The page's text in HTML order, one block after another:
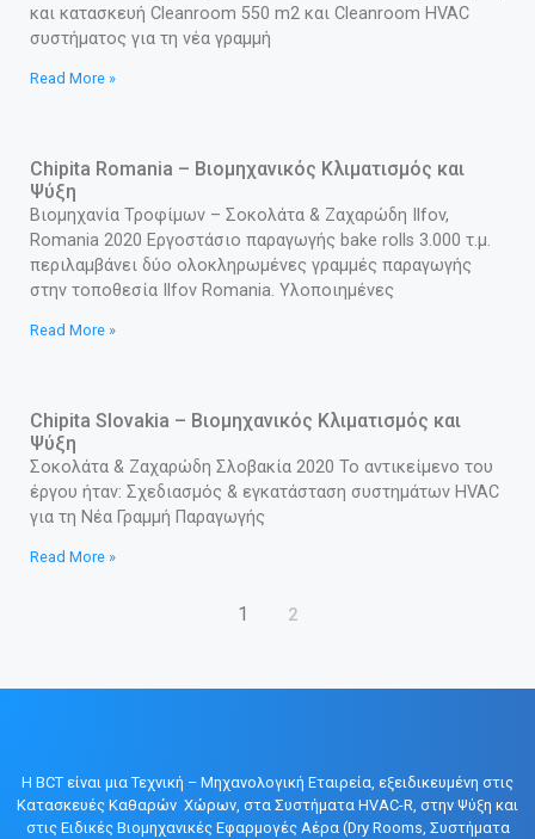
και κατασκευή Cleanroom 550 m2 και Cleanroom HVAC
συστήματος για τη νέα γραμμή
Read More »
Chipita Romania – Βιομηχανικός Κλιματισμός και
Ψύξη
Βιομηχανία Τροφίμων – Σοκολάτα & Ζαχαρώδη Ilfov,
Romania 2020 Εργοστάσιο παραγωγής bake rolls 3.000 τ.μ.
περιλαμβάνει δύο ολοκληρωμένες γραμμές παραγωγής
στην τοποθεσία Ilfov Romania. Υλοποιημένες
Read More »
Chipita Slovakia – Βιομηχανικός Κλιματισμός και
Ψύξη
Σοκολάτα & Ζαχαρώδη Σλοβακία 2020 Το αντικείμενο του
έργου ήταν: Σχεδιασμός & εγκατάσταση συστημάτων HVAC
για τη Νέα Γραμμή Παραγωγής
Read More »
1 2
Η BCT είναι μια Τεχνική – Μηχανολογική Εταιρεία, εξειδικευμένη στις
Κατασκευές Καθαρών Χώρων, στα Συστήματα HVAC-R, στην Ψύξη και
στις Ειδικές Βιομηχανικές Εφαρμογές Αέρα (Dry Rooms, Συστήματα